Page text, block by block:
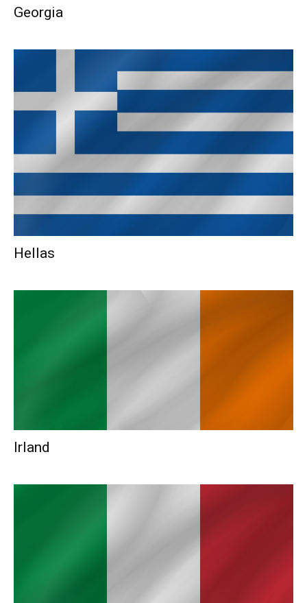
Georgia
Hellas
Irland